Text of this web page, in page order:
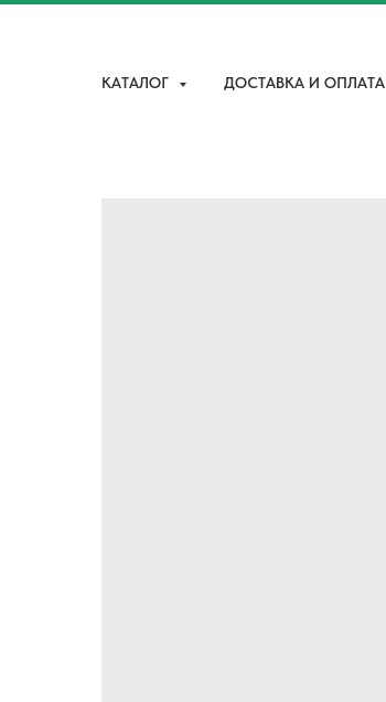
КАТАЛОГ ДОСТАВКА И ОПЛАТА